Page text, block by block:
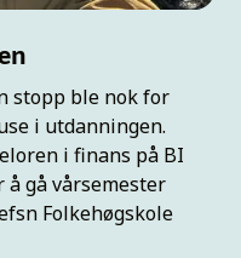
stopp ble nok for
i utdanningen.
i finans på BI
å gå vårsemester
Folkehøgskole